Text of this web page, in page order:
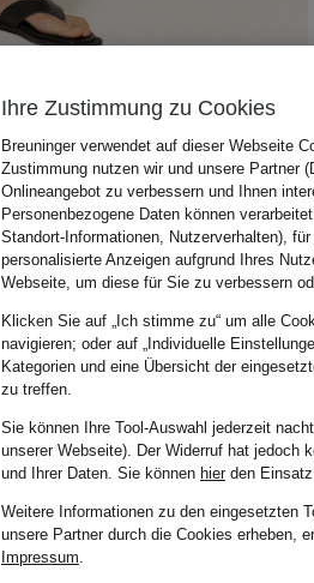
Ihre Zustimmung zu Cookies
Breuninger verwendet auf dieser Webseite
Zustimmung nutzen wir und unsere Partner
Onlineangebot zu verbessern und Ihnen
Personenbezogene Daten können
Standort-Informationen, Nutzerverhalten),
personalisierte Anzeigen aufgrund Ihres
Webseite, um diese für Sie zu verbessern
Klicken Sie auf „Ich stimme zu“ um alle
navigieren; oder auf „Individuelle
Kategorien und eine Übersicht der
zu treffen.
Sie können Ihre Tool-Auswahl jederzeit
unserer Webseite). Der Widerruf hat jedoch
und Ihrer Daten. Sie können hierden Einsatz
Weitere Informationen zu den eingesetzten
unsere Partner durch die Cookies erheben,
Impressum.